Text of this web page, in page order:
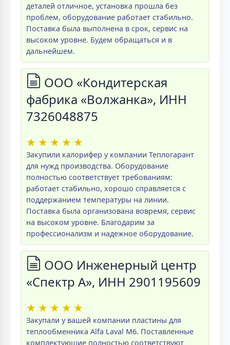
деталей отличное, установка прошла без
проблем, оборудование работает стабильно.
Поставка была выполнена в срок, сервис на
высоком уровне. Будем обращаться и в
дальнейшем.
ООО «Кондитерская
фабрика «Волжанка», ИНН
7326048875
★ ★ ★ ★ ★
Закупили калорифер у компании Теплогарант
для нужд производства. Оборудование
полностью соответствует требованиям:
работает стабильно, хорошо справляется с
поддержанием температуры на линии.
Поставка была организована вовремя, сервис
на высоком уровне. Благодарим за
профессионализм и надежное оборудование.
ООО Инженерный центр
«Спектр А», ИНН 2901195609
★ ★ ★ ★ ★
Закупали у вашей компании пластины для
теплообменника Alfa Laval M6. Поставленные
комплектующие полностью соответствуют